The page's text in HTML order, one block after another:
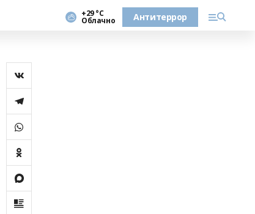
+29 °С
Облачно Антитеррор